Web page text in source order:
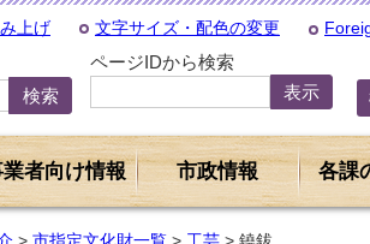
上げ 文字サイズ・配色の変更
ページIDから検索
者向け情報 市政情報 各課